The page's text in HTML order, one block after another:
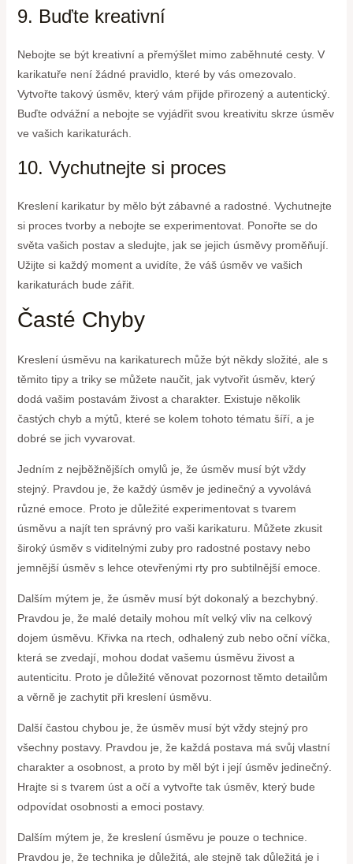
9. Buďte kreativní
Nebojte se být kreativní a přemýšlet mimo zaběhnuté cesty. V
karikatuře není žádné pravidlo, které by vás omezovalo.
Vytvořte takový úsměv, který vám přijde přirozený a autentický.
Buďte odvážní a nebojte se vyjádřit svou kreativitu skrze úsměv
ve vašich karikaturách.
10. Vychutnejte si proces
Kreslení karikatur by mělo být zábavné a radostné. Vychutnejte
si proces tvorby a nebojte se experimentovat. Ponořte se do
světa vašich postav a sledujte, jak se jejich úsměvy proměňují.
Užijte si každý moment a uvidíte, že váš úsměv ve vašich
karikaturách bude zářit.
Časté Chyby
Kreslení úsměvu na karikaturech může být někdy složité, ale s
těmito tipy a triky se můžete naučit, jak vytvořit úsměv, který
dodá vašim postavám živost a charakter. Existuje několik
častých chyb a mýtů, které se kolem tohoto tématu šíří, a je
dobré se jich vyvarovat.
Jedním z nejběžnějších omylů je, že úsměv musí být vždy
stejný. Pravdou je, že každý úsměv je jedinečný a vyvolává
různé emoce. Proto je důležité experimentovat s tvarem
úsměvu a najít ten správný pro vaši karikaturu. Můžete zkusit
široký úsměv s viditelnými zuby pro radostné postavy nebo
jemnější úsměv s lehce otevřenými rty pro subtilnější emoce.
Dalším mýtem je, že úsměv musí být dokonalý a bezchybný.
Pravdou je, že malé detaily mohou mít velký vliv na celkový
dojem úsměvu. Křivka na rtech, odhalený zub nebo oční víčka,
která se zvedají, mohou dodat vašemu úsměvu živost a
autenticitu. Proto je důležité věnovat pozornost těmto detailům
a věrně je zachytit při kreslení úsměvu.
Další častou chybou je, že úsměv musí být vždy stejný pro
všechny postavy. Pravdou je, že každá postava má svůj vlastní
charakter a osobnost, a proto by měl být i její úsměv jedinečný.
Hrajte si s tvarem úst a očí a vytvořte tak úsměv, který bude
odpovídat osobnosti a emoci postavy.
Dalším mýtem je, že kreslení úsměvu je pouze o technice.
Pravdou je, že technika je důležitá, ale stejně tak důležitá je i